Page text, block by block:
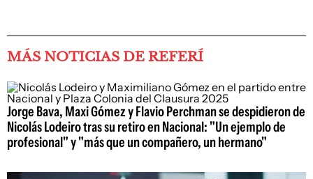
MÁS NOTICIAS DE REFERÍ
Jorge Bava, Maxi Gómez y Flavio Perchman se despidieron de
Nicolás Lodeiro tras su retiro en Nacional: "Un ejemplo de
profesional" y "más que un compañero, un hermano"